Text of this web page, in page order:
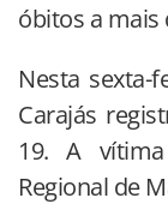
óbitos a mais
Nesta sexta-
Carajás
19. A
Regional de